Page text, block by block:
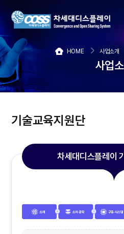
메뉴보기
HOME 사업소개
사업
기술교육지원단
차세대디스플레이